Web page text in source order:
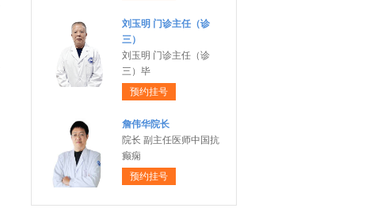
刘玉明 门诊主任（诊
三）
刘玉明 门诊主任（诊
三）毕
预约挂号
詹伟华院长
院长 副主任医师中国抗
癫痫
预约挂号